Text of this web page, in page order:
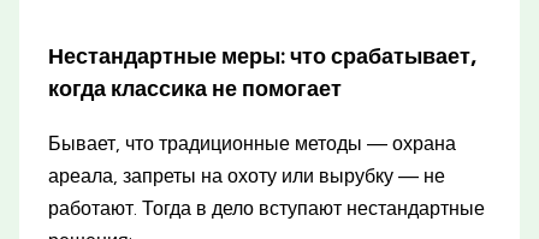
Нестандартные меры: что срабатывает,
когда классика не помогает
Бывает, что традиционные методы — охрана
ареала, запреты на охоту или вырубку — не
работают. Тогда в дело вступают нестандартные